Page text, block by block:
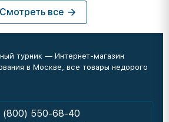
Смотреть все
турник — Интернет-магазин
в Москве, все товары недорого
(800) 550-68-40